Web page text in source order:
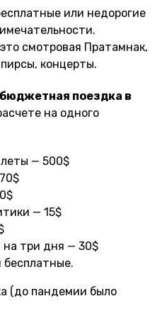
или недорогие
смотровая Пратамнак,
концерты.
поездка в
на одного
— 500$
— 15$
на три дня — 30$
(до пандемии было